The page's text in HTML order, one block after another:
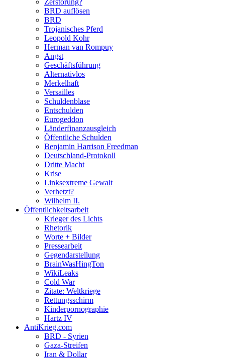
Zerstörung?
BRD auflösen
BRD
Trojanisches Pferd
Leopold Kohr
Herman van Rompuy
Angst
Geschäftsführung
Alternativlos
Merkelhaft
Versailles
Schuldenblase
Entschulden
Eurogeddon
Länderfinanzausgleich
Öffentliche Schulden
Benjamin Harrison Freedman
Deutschland-Protokoll
Dritte Macht
Krise
Linksextreme Gewalt
Verhetzt?
Wilhelm II.
Öffentlichkeitsarbeit
Krieger des Lichts
Rhetorik
Worte + Bilder
Pressearbeit
Gegendarstellung
BrainWasHingTon
WikiLeaks
Cold War
Zitate: Weltkriege
Rettungsschirm
Kinderpornographie
Hartz IV
AntiKrieg.com
BRD - Syrien
Gaza-Streifen
Iran & Dollar